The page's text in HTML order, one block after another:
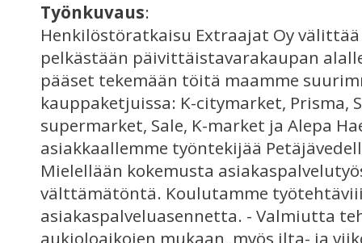
Työnkuvaus:
Henkilöstöratkaisu Extraajat Oy
pelkästään päivittäistavarakaupan
pääset tekemään töitä maamme
kauppaketjuissa: K-citymarket, Prisma,
supermarket, Sale, K-market ja Alepa
asiakkaallemme työntekijää
Mielellään kokemusta
välttämätöntä. Koulutamme
asiakaspalveluasennetta. - Valmiutta
aukioloaikojen mukaan, myös ilta- ja